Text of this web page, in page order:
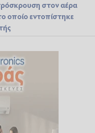
στον αέρα
οποίο εντοπίστηκε